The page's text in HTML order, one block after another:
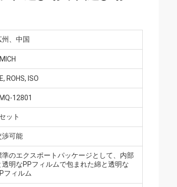
州、中国
ROHS, ISO
12801
ット
渉可能
準のエクスポートパッケージとして、内部
透明なPPフィルムで包まれた綿と透明な
フィルム